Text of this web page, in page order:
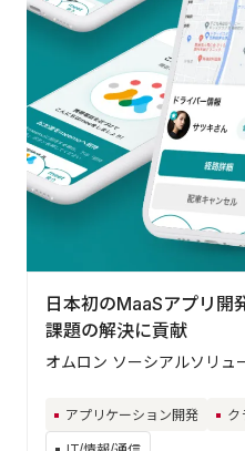
日本初のMaaSアプリ開
課題の解決に貢献
オムロン ソーシアルソリュ
アプリケーション開発 ク